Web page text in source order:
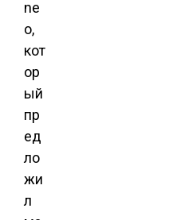
ne
o,
кот
ор
ый
пр
ед
ло
жи
л